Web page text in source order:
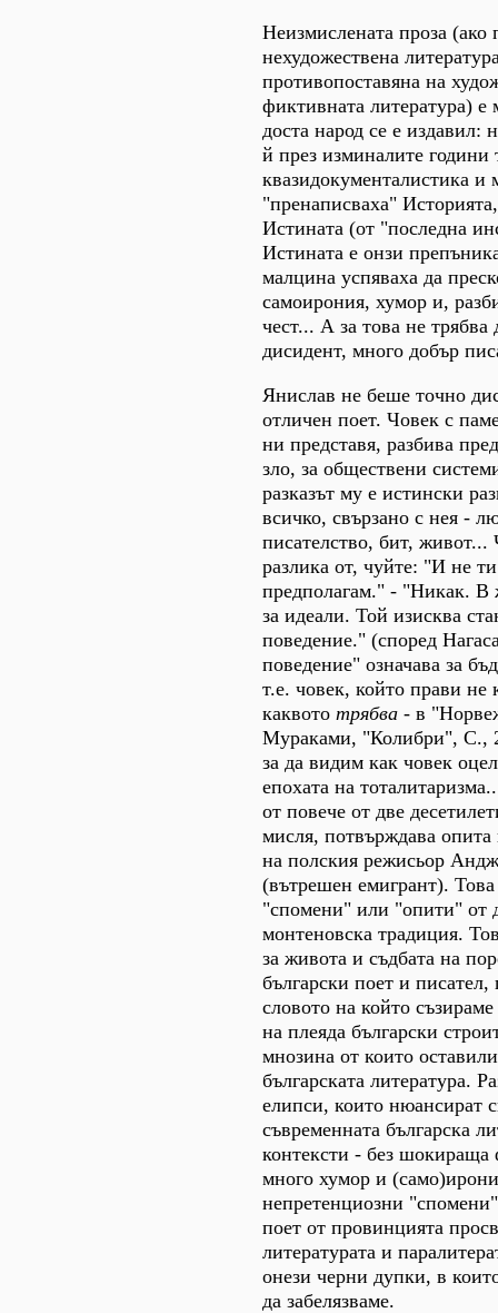
Неизмислената проза (ако
нехудожествена
противопоставяна на
фиктивната литература)
доста народ се е издавил:
й през изминалите години
квазидокументалистика
"пренаписваха"
Истината (от "последна
Истината е онзи
малцина успяваха да
самоирония, хумор и,
чест... А за това не
дисидент, много добър
Янислав не беше точно
отличен поет. Човек с
ни представя, разбива
зло, за обществени
разказът му е истински
всичко, свързано с нея -
писателство, бит, живот...
разлика от, чуйте: "И не
предполагам." - "Никак. В
за идеали. Той изисква
поведение." (според
поведение" означава за
т.е. човек, който прави не
каквото трябва - в
Мураками, "Колибри", С.,
за да видим как човек
епохата на
от повече от две
мисля, потвърждава опита
на полския режисьор
(вътрешен емигрант).
"спомени" или "опити" от
монтеновска традиция.
за живота и съдбата на
български поет и писател,
словото на който
на плеяда български
мнозина от които
българската литература.
елипси, които нюансират
съвременната българска
контексти - без шокираща
много хумор и
непретенциозни
поет от провинцията
литературата и
онези черни дупки, в
да забелязваме.